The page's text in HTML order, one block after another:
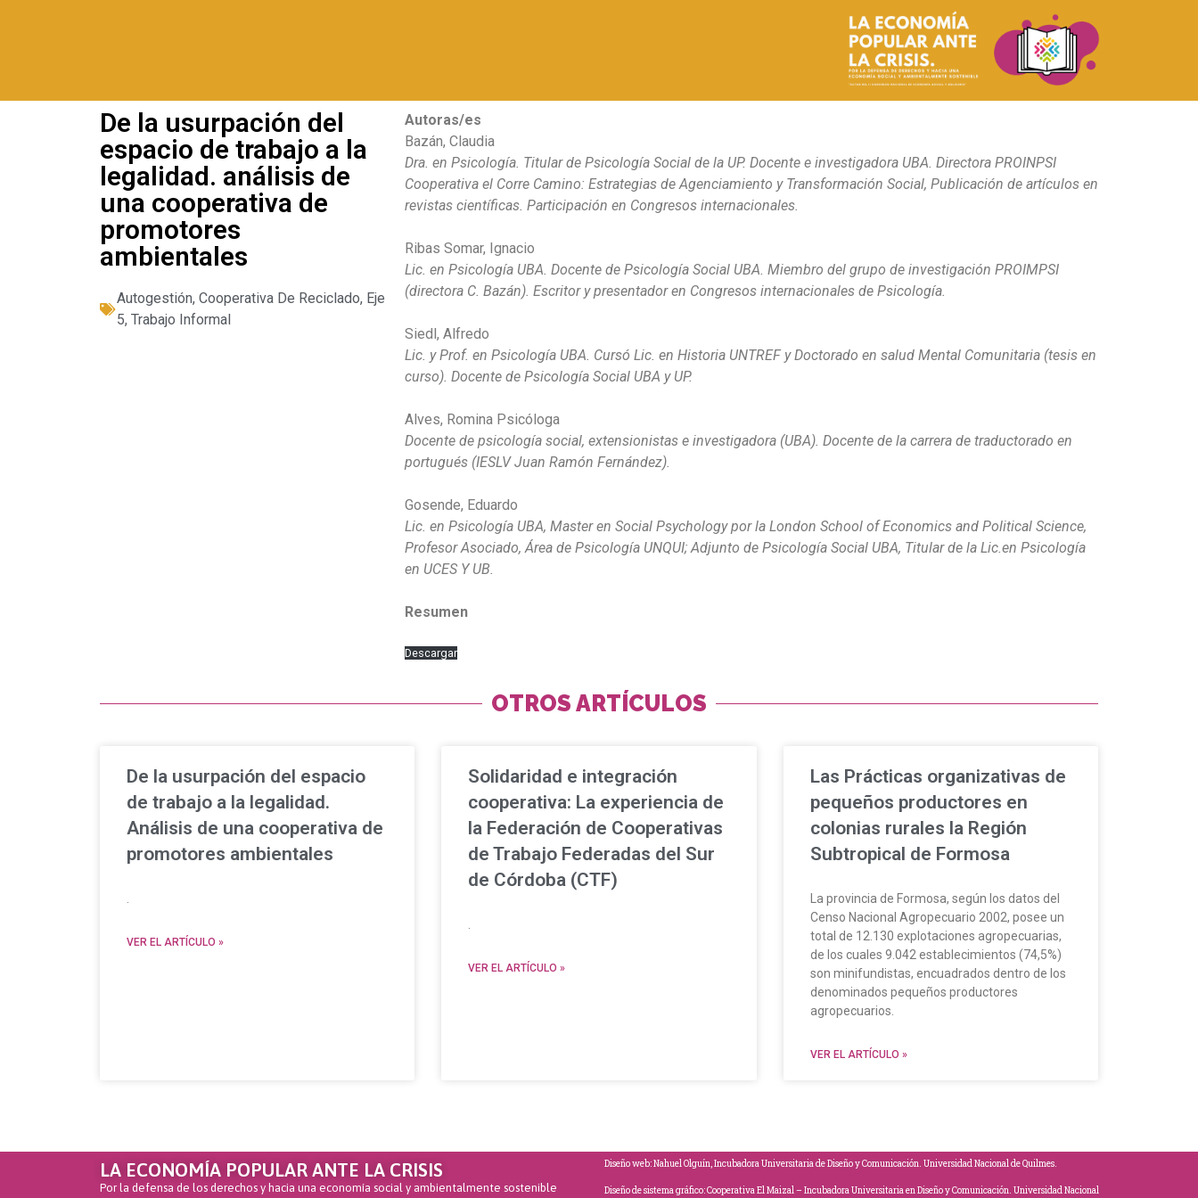
De la usurpación del
espacio de trabajo a la
legalidad. análisis de
una cooperativa de
promotores
ambientales
Autogestión, Cooperativa De Reciclado, Eje
5, Trabajo Informal
Autoras/es
Bazán, Claudia
Dra. en Psicología. Titular de Psicología Social de la UP. Docente e investigadora UBA. Directora PROINPSI
Cooperativa el Corre Camino: Estrategias de Agenciamiento y Transformación Social, Publicación de artículos en
revistas científicas. Participación en Congresos internacionales.
Ribas Somar, Ignacio
Lic. en Psicología UBA. Docente de Psicología Social UBA. Miembro del grupo de investigación PROIMPSI
(directora C. Bazán). Escritor y presentador en Congresos internacionales de Psicología.
Siedl, Alfredo
Lic. y Prof. en Psicología UBA. Cursó Lic. en Historia UNTREF y Doctorado en salud Mental Comunitaria (tesis en
curso). Docente de Psicología Social UBA y UP.
Alves, Romina Psicóloga
Docente de psicología social, extensionistas e investigadora (UBA). Docente de la carrera de traductorado en
portugués (IESLV Juan Ramón Fernández).
Gosende, Eduardo
Lic. en Psicología UBA, Master en Social Psychology por la London School of Economics and Political Science,
Profesor Asociado, Área de Psicología UNQUI; Adjunto de Psicología Social UBA, Titular de la Lic.en Psicología
en UCES Y UB.
Resumen
Descargar
OTROS ARTÍCULOS
De la usurpación del espacio
de trabajo a la legalidad.
Análisis de una cooperativa de
promotores ambientales
VER EL ARTÍCULO »
Solidaridad e integración
cooperativa: La experiencia de
la Federación de Cooperativas
de Trabajo Federadas del Sur
de Córdoba (CTF)
VER EL ARTÍCULO »
Las Prácticas organizativas de
pequeños productores en
colonias rurales la Región
Subtropical de Formosa
La provincia de Formosa, según los datos del
Censo Nacional Agropecuario 2002, posee un
total de 12.130 explotaciones agropecuarias,
de los cuales 9.042 establecimientos (74,5%)
son minifundistas, encuadrados dentro de los
denominados pequeños productores
agropecuarios.
VER EL ARTÍCULO »
LA ECONOMÍA POPULAR ANTE LA CRISIS
Por la defensa de los derechos y hacia una economía social y ambientalmente sostenible
Diseño web: Nahuel Olguín, Incubadora Universitaria de Diseño y Comunicación. Universidad Nacional de Quilmes.
Diseño de sistema gráfico: Cooperativa El Maizal – Incubadora Universitaria en Diseño y Comunicación. Universidad Nacional